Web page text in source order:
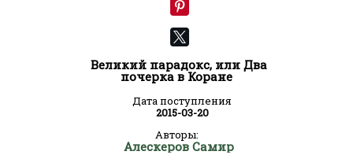
Великий парадокс, или Два
почерка в Коране
Дата поступления
2015-03-20
Авторы:
Алескеров Самир